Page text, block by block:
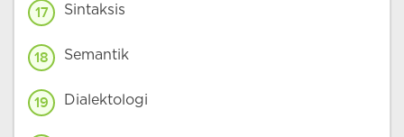
17 Sintaksis
18 Semantik
19 Dialektologi